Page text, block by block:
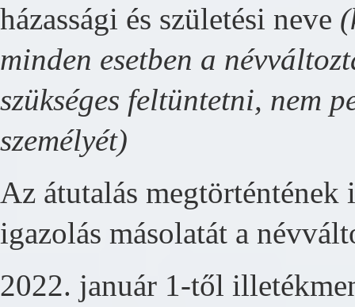
házassági és születési neve
minden esetben a
szükséges feltüntetni, nem
személyét)
Az átutalás
igazolás másolatát a
2022. január 1-től